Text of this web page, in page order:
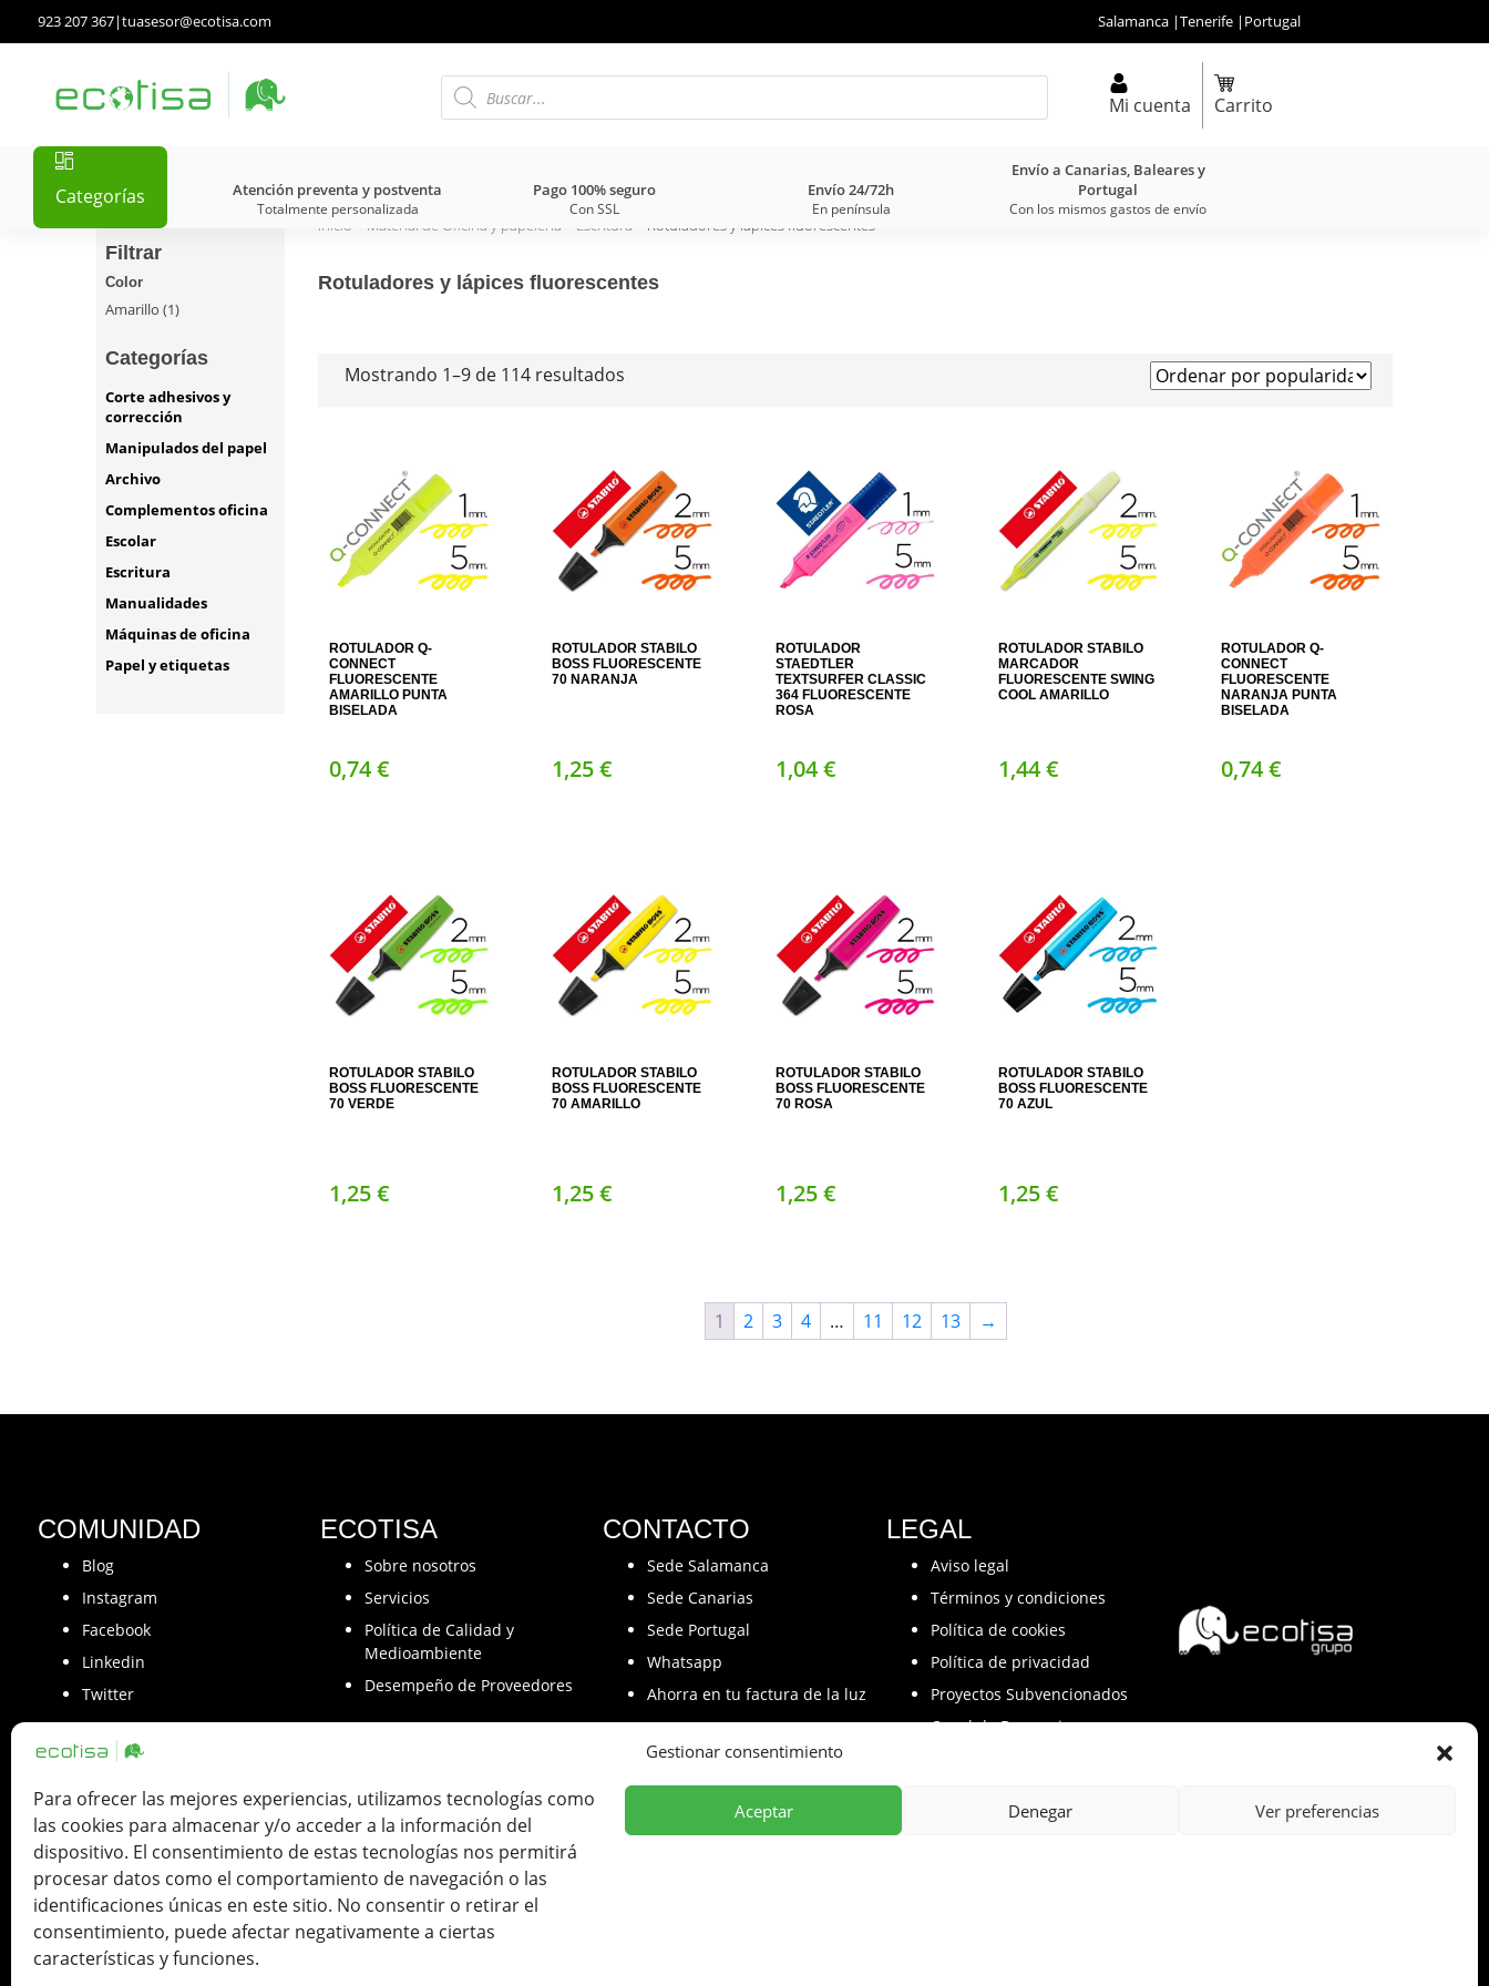
Gestionar consentimiento
Para ofrecer las mejores experiencias, utilizamos tecnologías como
las cookies para almacenar y/o acceder a la información del
dispositivo. El consentimiento de estas tecnologías nos permitirá
procesar datos como el comportamiento de navegación o las
identificaciones únicas en este sitio. No consentir o retirar el
consentimiento, puede afectar negativamente a ciertas
características y funciones.
Aceptar Denegar Ver preferencias
923 207 367|tuasesor@ecotisa.com Salamanca |Tenerife | Portugal
Mi cuenta Carrito
Categorías Atención preventa y postventa
Totalmente personalizada
Pago 100% seguro
Con SSL
Envío 24/72h
En península
Envío a Canarias, Baleares y
Portugal
Con los mismos gastos de envío
Filtrar
Color
Amarillo (1)
Categorías
Corte adhesivos y
corrección
Manipulados del papel
Archivo
Complementos oficina
Escolar
Escritura
Manualidades
Máquinas de oficina
Papel y etiquetas
Inicio Material de Oficina y papelería Escritura > Rotuladores y lápices fluorescentes
Rotuladores y lápices fluorescentes
Mostrando 1–9 de 114 resultados
ROTULADOR Q-
CONNECT
FLUORESCENTE
AMARILLO PUNTA
BISELADA
0,74€
ROTULADOR STABILO
BOSS FLUORESCENTE
70 NARANJA
1,25€
ROTULADOR
STAEDTLER
TEXTSURFER CLASSIC
364 FLUORESCENTE
ROSA
1,04 €
ROTULADOR STABILO
MARCADOR
FLUORESCENTE SWING
COOL AMARILLO
1,44€
ROTULADOR Q-
CONNECT
FLUORESCENTE
NARANJA PUNTA
BISELADA
0,74€
ROTULADOR STABILO
BOSS FLUORESCENTE
70 VERDE
1,25€
ROTULADOR STABILO
BOSS FLUORESCENTE
70 AMARILLO
1,25€
ROTULADOR STABILO
BOSS FLUORESCENTE
70 ROSA
1,25 €
ROTULADOR STABILO
BOSS FLUORESCENTE
70 AZUL
1,25€
1 2 3 4 … 11 12 13 →
COMUNIDAD
Blog
Instagram
Facebook
Linkedin
Twitter
ECOTISA
Sobre nosotros
Servicios
Política de Calidad y
Medioambiente
Desempeño de Proveedores
CONTACTO
Sede Salamanca
Sede Canarias
Sede Portugal
Whatsapp
Ahorra en tu factura de la luz
LEGAL
Aviso legal
Términos y condiciones
Política de cookies
Política de privacidad
Proyectos Subvencionados
Canal de Denuncias
Ecotisa una Tinta de Impresión SLU. ha participado en el Programa de Iniciación a la Exportación ICEX-Next, y ha contado con el apoyo de ICEX, así
como con la cofinanciación de Fondos Europeos FEDER, habiendo contribuido según la medida de los mismos, al crecimiento económico de esta